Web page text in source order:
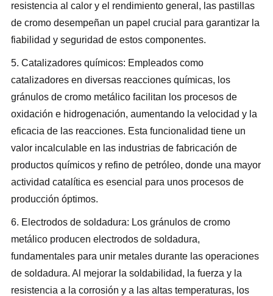
resistencia al calor y el rendimiento general, las pastillas
de cromo desempeñan un papel crucial para garantizar la
fiabilidad y seguridad de estos componentes.
5. Catalizadores químicos: Empleados como
catalizadores en diversas reacciones químicas, los
gránulos de cromo metálico facilitan los procesos de
oxidación e hidrogenación, aumentando la velocidad y la
eficacia de las reacciones. Esta funcionalidad tiene un
valor incalculable en las industrias de fabricación de
productos químicos y refino de petróleo, donde una mayor
actividad catalítica es esencial para unos procesos de
producción óptimos.
6. Electrodos de soldadura: Los gránulos de cromo
metálico producen electrodos de soldadura,
fundamentales para unir metales durante las operaciones
de soldadura. Al mejorar la soldabilidad, la fuerza y la
resistencia a la corrosión y a las altas temperaturas, los